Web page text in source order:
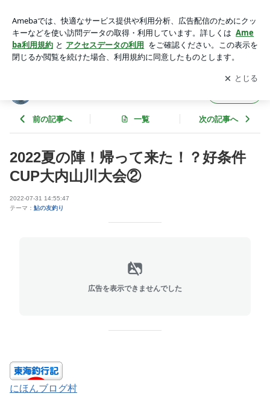
日は釣り三昧！ラーメン屋のおっさんBlog
アプリをダウンロードして ブログの更新通知
を受け取りまし
ょう。
開く
前の記事へ 一覧 次の記事へ
2022夏の陣！帰って来た！？好条件
CUP大内山川大会②
2022-07-31 14:55:47
テーマ： 鮎の友釣り
広告を表示できませんでした
にほんブログ村